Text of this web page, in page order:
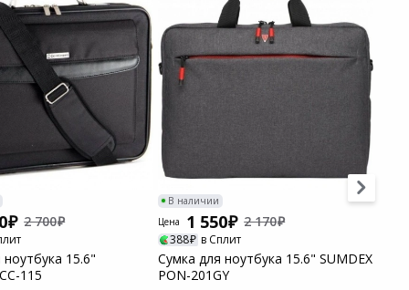
2 700
15.6"
115
В наличии
Цена
1 550 2 170
388 в Сплит
Сумка для ноутбука 15.6" SUMDEX
PON-201GY